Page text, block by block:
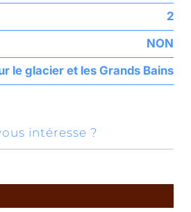
2
NON
le glacier et les Grands Bains
intéresse ?